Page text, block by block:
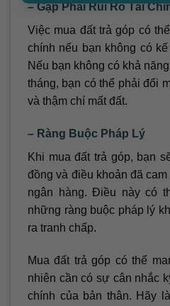
– Gặp Phải Rủi Ro Tài
Việc mua đất trả góp có
chính nếu bạn không có
Nếu bạn không có khả
tháng, bạn có thể phải đối
và thậm chí mất đất.
– Ràng Buộc Pháp Lý
Khi mua đất trả góp, bạn
đồng và điều khoản đã
ngân hàng. Điều này có
những ràng buộc pháp lý
ra tranh chấp.
Mua đất trả góp có thể
nhiên cần có sự cân nhắc
chính của bản thân. Hãy